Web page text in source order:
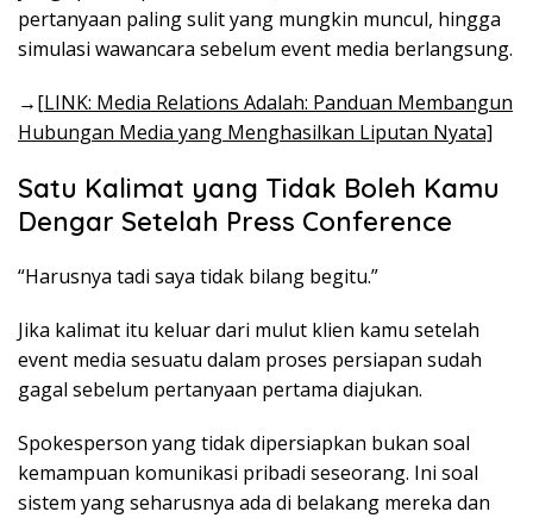
pertanyaan paling sulit yang mungkin muncul, hingga
simulasi wawancara sebelum event media berlangsung.
→[LINK: Media Relations Adalah: Panduan Membangun
Hubungan Media yang Menghasilkan Liputan Nyata]
Satu Kalimat yang Tidak Boleh Kamu
Dengar Setelah Press Conference
“Harusnya tadi saya tidak bilang begitu.”
Jika kalimat itu keluar dari mulut klien kamu setelah
event media sesuatu dalam proses persiapan sudah
gagal sebelum pertanyaan pertama diajukan.
Spokesperson yang tidak dipersiapkan bukan soal
kemampuan komunikasi pribadi seseorang. Ini soal
sistem yang seharusnya ada di belakang mereka dan